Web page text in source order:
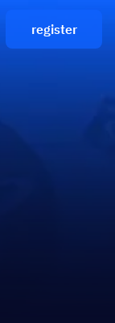
register